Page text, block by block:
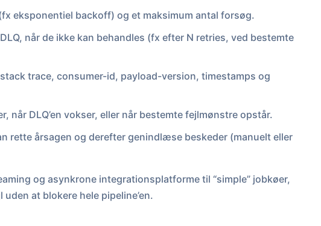
eksponentiel backoff) og et maksimum antal forsøg.
når de ikke kan behandles (fx efter N retries, ved bestemte
trace, consumer-id, payload-version, timestamps og
når DLQ’en vokser, eller når bestemte fejlmønstre opstår.
rette årsagen og derefter genindlæse beskeder (manuelt eller
og asynkrone integrationsplatforme til “simple” jobkøer,
at blokere hele pipeline’en.